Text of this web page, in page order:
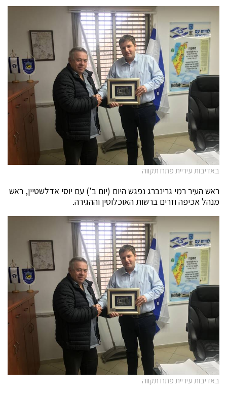
באדיבות עיריית פתח תקווה
ראש העיר רמי גרינברג נפגש היום (יום ב') עם יוסי אדלשטיין, ראש
מנהל אכיפה וזרים ברשות האוכלוסין וההגירה.
באדיבות עיריית פתח תקווה